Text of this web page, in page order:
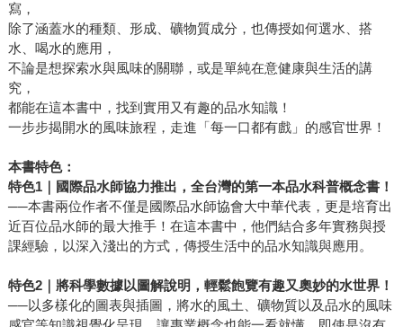
寫，
除了涵蓋水的種類、形成、礦物質成分，也傳授如何選水、搭
水、喝水的應用，
不論是想探索水與風味的關聯，或是單純在意健康與生活的講
究，
都能在這本書中，找到實用又有趣的品水知識！
一步步揭開水的風味旅程，走進「每一口都有戲」的感官世界！
本書特色：
特色1｜國際品水師協力推出，全台灣的第一本品水科普概念書！
──本書兩位作者不僅是國際品水師協會大中華代表，更是培育出
近百位品水師的最大推手！在這本書中，他們結合多年實務與授
課經驗，以深入淺出的方式，傳授生活中的品水知識與應用。
特色2｜將科學數據以圖解說明，輕鬆飽覽有趣又奧妙的水世界！
──以多樣化的圖表與插圖，將水的風土、礦物質以及品水的風味